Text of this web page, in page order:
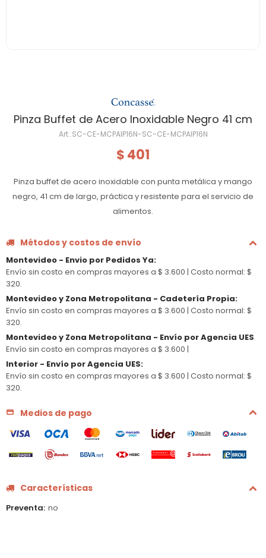
Pinza Buffet de Acero Inoxidable Negro 41 cm
SC-CE-MCPAIP16N-SC-CE-MCPAIP16N
$ 401
Pinza buffet de acero inoxidable con punta metálica y mango
negro, 41 cm de largo, práctica y resistente para el servicio de
alimentos.
Métodos y costos de envío
Montevideo - Envio por Pedidos Ya:
Envío sin costo en compras mayores a $ 3.600 | Costo normal: $
320.
Montevideo y Zona Metropolitana - Cadetería Propia:
Envío sin costo en compras mayores a $ 3.600 | Costo normal: $
320.
Montevideo y Zona Metropolitana - Envío por Agencia UES
Envío sin costo en compras mayores a $ 3.600 |
Interior - Envío por Agencia UES:
Envío sin costo en compras mayores a $ 3.600 | Costo normal: $
320.
Medios de pago
Características
Preventa no